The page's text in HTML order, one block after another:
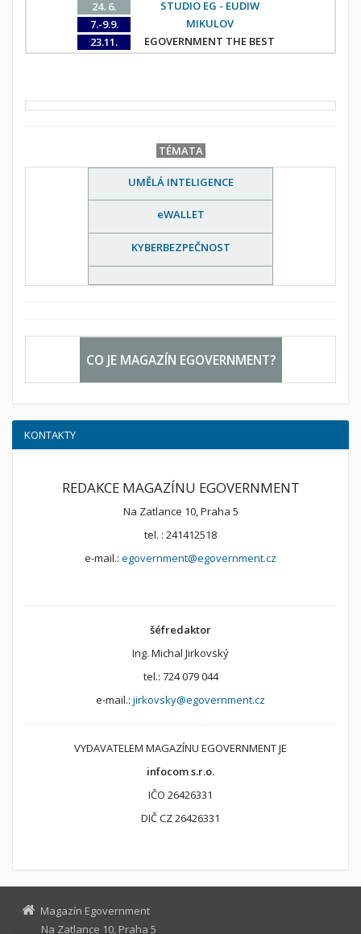
24. 6.
STUDIO EG - EUDIW
7.-9.9.
MIKULOV
23.11.
EGOVERNMENT THE BEST
TÉMATA
UMĚLÁ INTELIGENCE
eWALLET
KYBERBEZPEČNOST
CO JE MAGAZÍN EGOVERNMENT?
KONTAKTY
REDAKCE MAGAZÍNU EGOVERNMENT
Na Zatlance 10, Praha 5
tel. : 241412518
e-mail.: egovernment@egovernment.cz
šéfredaktor
Ing. Michal Jirkovský
tel.: 724 079 044
e-mail.: jirkovsky@egovernment.cz
VYDAVATELEM MAGAZÍNU EGOVERNMENT JE
infocom s.r.o.
IČO 26426331
DIČ CZ 26426331
Magazín Egovernment
Na Zatlance 10, Praha 5